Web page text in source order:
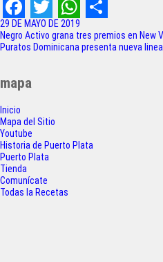
F
a
c
e
b
o
o
k
T
w
t
t
e
r
W
h
A
p
S
h
29 DE MAYO DE 2019
Navegación
Negro Activo grana tres premios en New
Puratos Dominicana presenta nueva
mapa
Inicio
Mapa del Sitio
Youtube
Historia de Puerto Plata
Puerto Plata
Tienda
Comunícate
Todas la Recetas